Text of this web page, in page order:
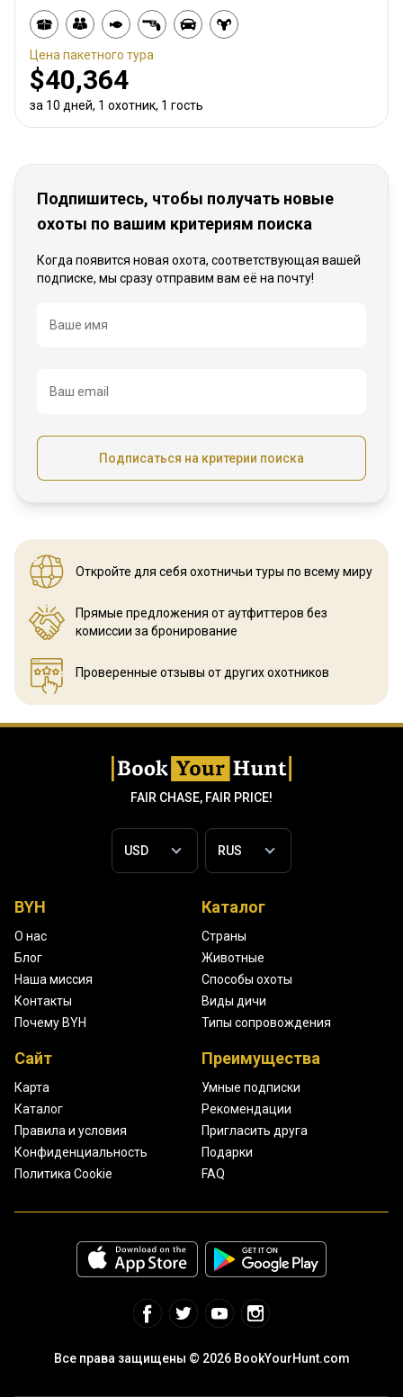
Цена пакетного тура
$40,364
за 10 дней, 1 охотник, 1 гость
Подпишитесь, чтобы получать новые
охоты по вашим критериям поиска
Когда появится новая охота, соответствующая вашей
подписке, мы сразу отправим вам её на почту!
Название
Ваше имя
Ваш email
Подписаться на критерии поиска
Откройте для себя охотничьи туры по всему миру
Прямые предложения от аутфиттеров без
комиссии за бронирование
Проверенные отзывы от других охотников
FAIR CHASE, FAIR PRICE!
BYH
О нас
Блог
Наша миссия
Контакты
Почему BYH
Каталог
Страны
Животные
Способы охоты
Виды дичи
Типы сопровождения
Сайт
Карта
Каталог
Правила и условия
Конфиденциальность
Политика Cookie
Преимущества
Умные подписки
Рекомендации
Пригласить друга
Подарки
FAQ
Все права защищены © 2026 BookYourHunt.com